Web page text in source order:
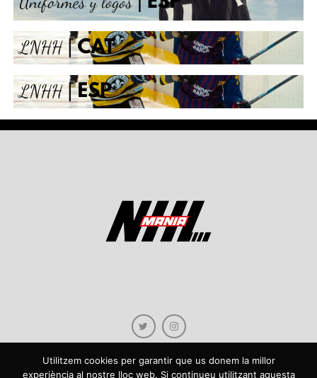
Utilitzem cookies per garantir que us donem la millor
experiència al nostre lloc web. Si continueu utilitzant aquesta